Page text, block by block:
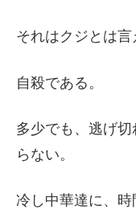
それはクジとは言
自殺である。
多少でも、逃げ
らない。
冷し中華達に、